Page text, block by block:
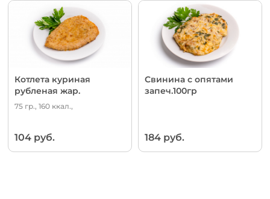
Котлета куриная
рубленая жар.
75 гр., 160 ккал.,
104 руб.
Свинина с опятами
запеч.100гр
184 руб.